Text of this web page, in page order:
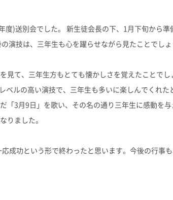
)送別会でした。 新生徒会長の下、1月下旬から準
演技は、三年生も心を躍らせながら見たことでしょ
て、三年生方もとても懐かしさを覚えたことで
ルの高い演技で、三年生も多いに楽しんでくれ
「3月9日」を歌い、その名の通り三年生に感動を
りました。
成功という形で終わったと思います。今後の行事